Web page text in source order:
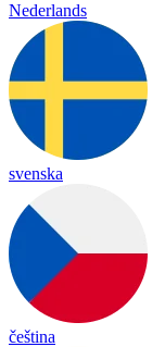
Nederlands
svenska
čeština